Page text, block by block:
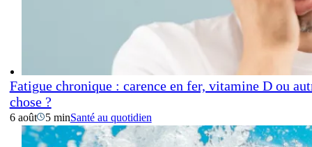
Fatigue chronique : carence en fer, vitamine D ou
chose ?
6 août 5 minSanté au quotidien